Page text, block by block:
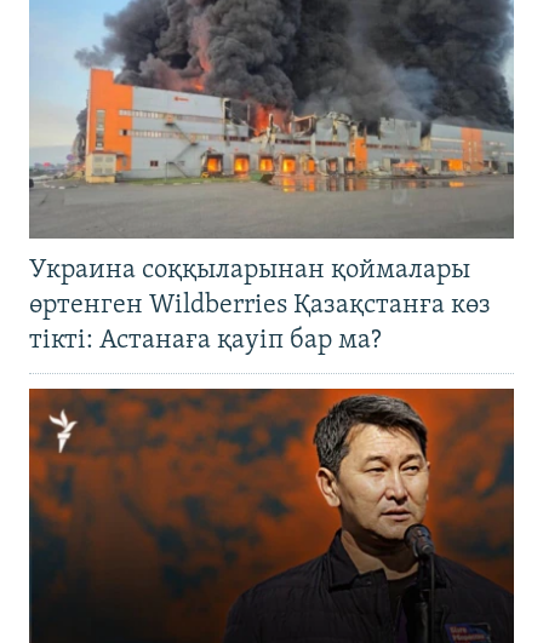
Украина соққыларынан қоймалары
өртенген Wildberries Қазақстанға көз
тікті: Астанаға қауіп бар ма?